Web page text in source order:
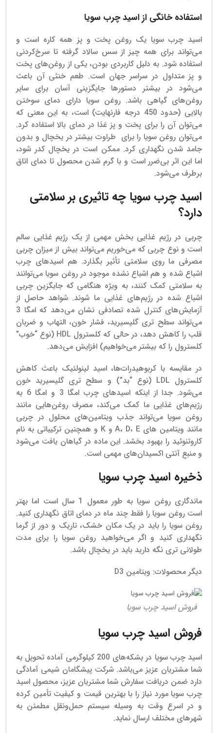
استفاده خانگی از اسید چرب سویا
اسید چرب سویا یک روغن پخت و پز همه کاره است و
می‌تواند برای همه چیز از سس سالاد گرفته تا سرخ‌کردنی
استفاده شود. به دلیل کاربردی بودن، یکی از روغن‌های پخت
و پز متداول در سراسر جهان است. طعم خنثی آن باعث
می‌شود در بیشتر دستورها جایگزینی آسان برای سایر
روغن‌های گیاهی باشد. روغن سویا دارای دمای سوختن
بالایی (حدود 450 درجه فارنهایت) است، به این معنی که
می‌توان آن را برای پخت و پز غذا در دمای بالا استفاده کرد.
می‌توان روغن سویا را برای طراوت بیشتر در یخچال و بدون
جامد شدن نگهداری کرد. ممکن است در یخچال کدر شود،
اما این اثر بی‌ضرر است و با گرم شدن محصول تا دمای اتاق
برطرف می‌شود.
اسید چرب سویا چه تاثیری بر سلامتی
دارد؟
چربی در رژیم غذایی بخش مهمی از یک رژیم غذایی سالم
است و نوع چربی که می‌خوریم می‌تواند بیش از میزان چربی
مصرفی ما روی سلامتی تأثیر بگذارد. هم اسیدهای چرب
اشباع شده و هم اشباع نشده موجود در روغن سویا می‌توانند
به سلامتی کمک کنند، به ویژه هنگامی که جایگزین چربی
اشباع شده در رژیم‌های غذایی ما شوند.شواهد حاصل از
آزمایش‌های کنترل شده تصادفی نشان می‌دهد که امگا 3
می‌تواند سطح تری گلیسیرید، فشار خون، التهاب و ضربان
قلب را کاهش دهد، در حالی که کلسترول HDL (نوع “خوب”
کلسترول را که بیشتر می‌خواهیم) افزایش می‌دهد.
در مقایسه با کربوهیدرات‌ها، اسید لینولئیک باعث کاهش
کلسترول LDL (نوع “بد”) و سطح تری گلیسیرید خون
می‌شود.
جدا از اینکه اسیدهای چرب امگا 3 و امگا 6 به
رژیم‌های غذایی ما کمک می‌کند، مصرف روغن‌هایی مانند
روغن سویا می‌تواند جذب ویتامین‌های محلول در چربی
مانند ویتامین های A، D، E و K و همچنین ترکیباتی به نام
کاروتنوئید را بهبود بخشد. این ماده در گیاهان یافت می‌شود
و منبع آنتی اکسیدان‌های مهمی است.
ذخیره اسید چرب سویا
ماندگاری روغن سویا به طور معمول 1 سال است اما بهتر
است روغن سویا را فقط چند ماه در دمای اتاق نگهداری کنید.
روغن سویا را باید در یک مکان خشک، تاریک و دور از گرما
نگهداری کنید و اگر می‌خواهید روغن سویا را برای مدت
طولانی تری نگه دارید باید در یخچال باشد.
دیگر محصولات: ویتامین D3
فروش اسید چرب سویا
فروش اسید چرب سویا
اسید چرب سویا در بشکه‌های 200 کیلوگرمی آماده تحویل به
شما مشتریان عزیز می‌باشد.شرکت پیشگامان شیمی آمادگی
دارد ضمن دریافت سفارش‌ شما مشتریان عزیز، محصول اسید
چرب سویا مورد نیاز را با بهترین قیمت و کیفیت تأمین کرده
و در اسرع وقت به وسیله سیستم حمل‌ونقل مطمئن به
شهرهای مختلف ارسال نماید.